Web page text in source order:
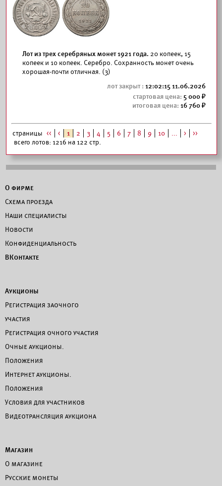
Лот из трех серебряных монет 1921 года. 20 копеек, 15
копеек и 10 копеек. Серебро. Сохранность монет очень
хорошая-почти отличная. (3)
12:02:15 11.06.2026
5 000
16 760
страницы << < 1 2 3 4 5 6 7 8 9 10 ... >
>>
всего лотов: 1216 на 122 стр.
О фирме
Схема проезда
Наши специалисты
Новости
Конфиденциальность
ВКонтакте
Аукционы
Регистрация заочного
участия
Регистрация очного участия
Очные аукционы.
Положения
Интернет аукционы.
Положения
Условия для участников
Видеотрансляция аукциона
Магазин
О магазине
Русские монеты